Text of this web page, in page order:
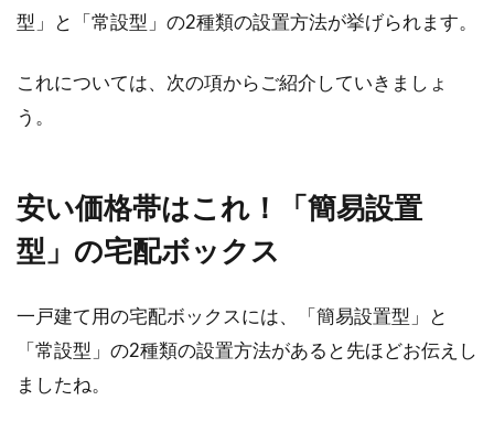
新築のフローリングにコーティン
家を建てるならブログを参考に！平
屋のメリットとデメリット
これから家を建てることを検討されているので
型」と「常設型」の2種類の設置方法が挙げられます。
これについては、次の項からご紹介していきましょ
う。
安い価格帯はこれ！「簡易設置
型」の宅配ボックス
一戸建て用の宅配ボックスには、「簡易設置型」と
「常設型」の2種類の設置方法があると先ほどお伝えし
ましたね。